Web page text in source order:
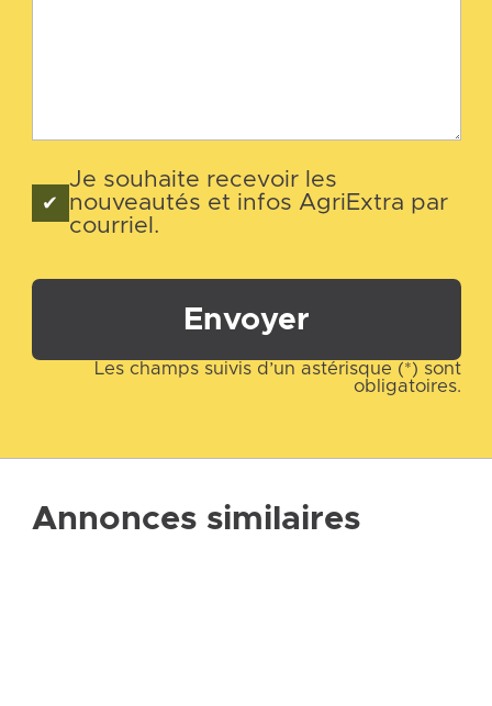
Je souhaite recevoir les
nouveautés et infos AgriExtra par
courriel.
Envoyer
Les champs suivis d’un astérisque (*) sont
obligatoires.
Annonces similaires